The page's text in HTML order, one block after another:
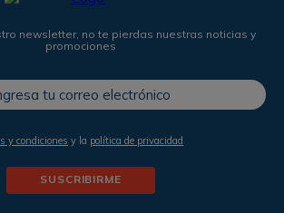
newsletter, no te pierdas nuestras noticias y
promociones
y condiciones y la política de privacidad
SUSCRIBIRME